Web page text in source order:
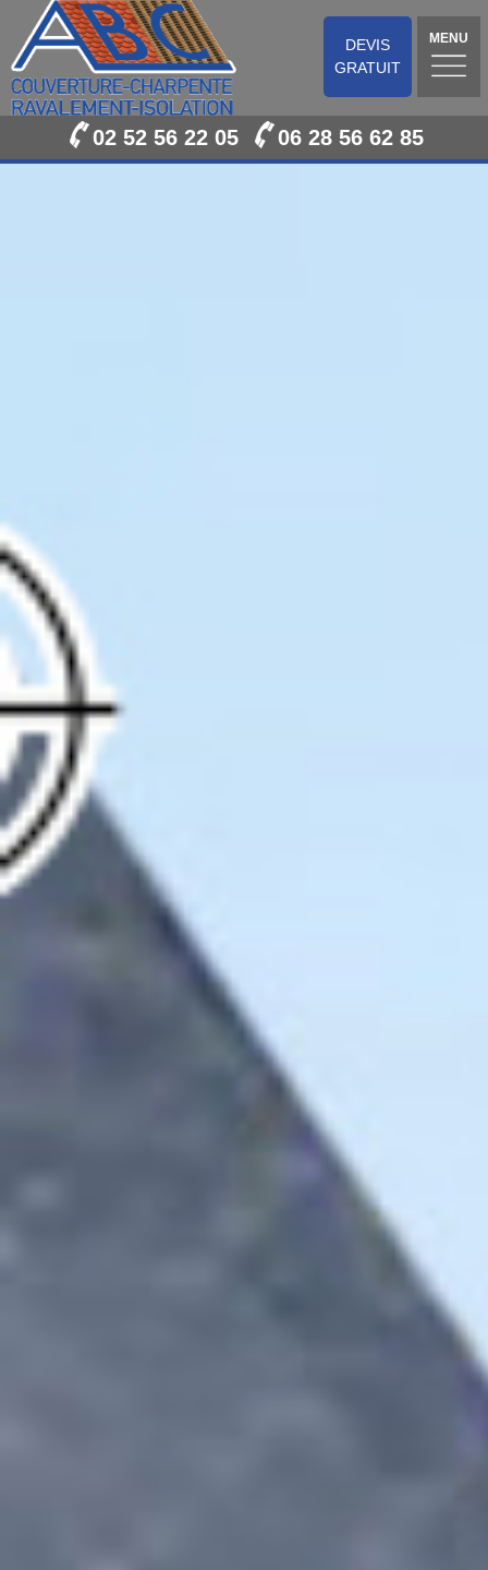
DEVIS
GRATUIT
MENU
02 52 56 22 05 06 28 56 62 85